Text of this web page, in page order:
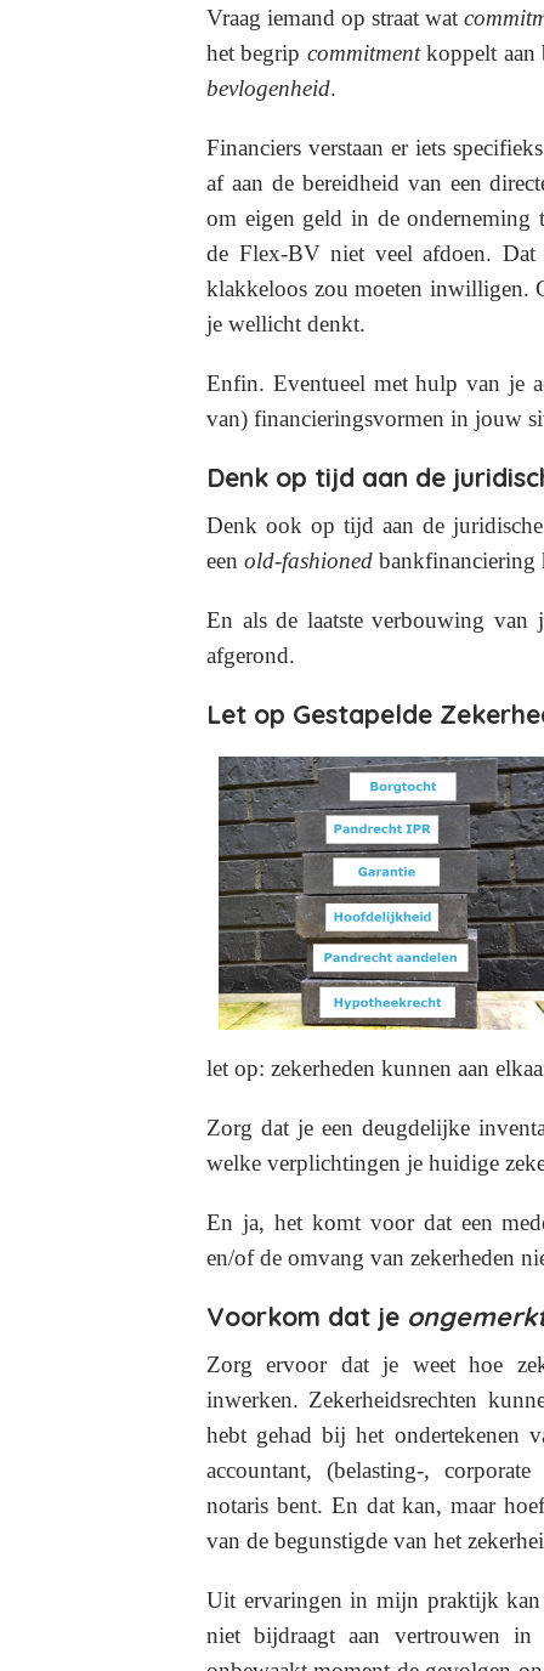
Vraag iemand op straat wat
het begrip commitmentkoppelt aan
bevlogenheid.
Financiers verstaan er iets
af aan de bereidheid van een
om eigen geld in de onderneming
de Flex-BV niet veel afdoen.
klakkeloos zou moeten inwilligen.
je wellicht denkt.
Enfin. Eventueel met hulp van je
van) financieringsvormen in jouw
Denk op tijd aan de
Denk ook op tijd aan de
een old-fashioned bankfinanciering
En als de laatste verbouwing van
afgerond.
Let op Gestapelde
let op: zekerheden kunnen aan
Zorg dat je een deugdelijke
welke verplichtingen je huidige
En ja, het komt voor dat een
en/of de omvang van zekerheden
Voorkom dat je
Zorg ervoor dat je weet hoe
inwerken. Zekerheidsrechten
hebt gehad bij het ondertekenen
accountant, (belasting-,
notaris bent. En dat kan, maar
van de begunstigde van het
Uit ervaringen in mijn praktijk
niet bijdraagt aan vertrouwen in